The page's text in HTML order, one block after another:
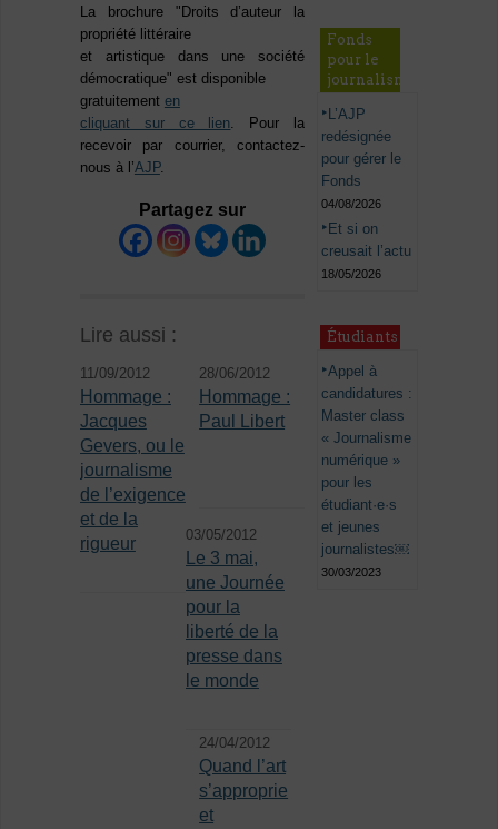
La brochure "Droits d’auteur la
propriété littéraire
et artistique dans une société
démocratique" est disponible
gratuitement en
cliquant sur ce lien. Pour la
recevoir par courrier, contactez-
nous à l’AJP.
Partagez sur
Lire aussi :
11/09/2012
Hommage :
Jacques
Gevers, ou le
journalisme
de l’exigence
et de la
rigueur
28/06/2012
Hommage :
Paul Libert
03/05/2012
Le 3 mai,
une Journée
pour la
liberté de la
presse dans
le monde
24/04/2012
Quand l’art
s’approprie
et
Fonds
pour le
journalisme
L’AJP
redésignée
pour gérer le
Fonds
04/08/2026
Et si on
creusait l’actu
18/05/2026
Étudiants
Appel à
candidatures :
Master class
« Journalisme
numérique »
pour les
étudiant·e·s
et jeunes
journalistes￼
30/03/2023